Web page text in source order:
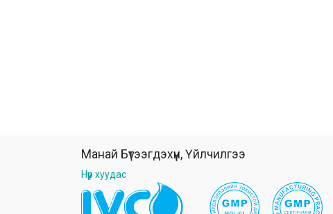
Манай Бүтээгдэхүүн, Үйлчилгээ
Нүүр хуудас